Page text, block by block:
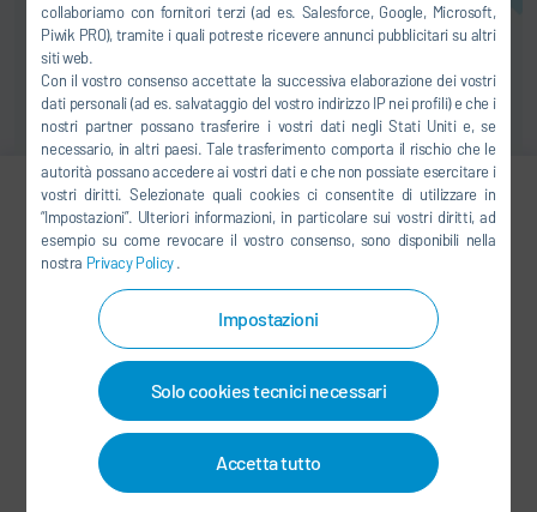
collaboriamo con fornitori terzi (ad es. Salesforce, Google, Microsoft,
Piwik PRO), tramite i quali potreste ricevere annunci pubblicitari su altri
siti web.
Con il vostro consenso accettate la successiva elaborazione dei vostri
dati personali (ad es. salvataggio del vostro indirizzo IP nei profili) e che i
nostri partner possano trasferire i vostri dati negli Stati Uniti e, se
necessario, in altri paesi. Tale trasferimento comporta il rischio che le
autorità possano accedere ai vostri dati e che non possiate esercitare i
vostri diritti. Selezionate quali cookies ci consentite di utilizzare in
“Impostazioni”. Ulteriori informazioni, in particolare sui vostri diritti, ad
esempio su come revocare il vostro consenso, sono disponibili nella
nostra Privacy Policy.
Impostazioni
Solo cookies tecnici necessari
Accetta tutto
Dr. Pavel Svejda
Pavel.Svejda@durr.com
Dürr Systems AG
Carl-Benz-Str. 34
74321 Bietigheim-Bissingen
Germania